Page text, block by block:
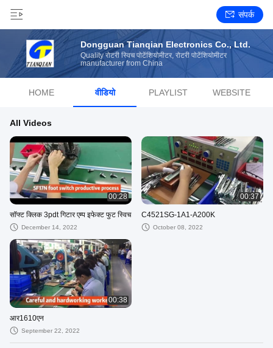
संपर्क
Dongguan Tianqian Electronics Co., Ltd.
Quality रोटरी स्विच पोटेंशियोमीटर, रोटरी पोटेंशियोमीटर
manufacturer from China
HOME वीडियो PLAYLIST WEBSITE
All Videos
00:28
सॉफ्ट क्लिक 3pdt गिटार एम्प इफेक्ट फुट स्विच
December 14, 2022
00:37
C4521SG-1A1-A200K
October 08, 2022
00:38
आर1610एन
September 22, 2022